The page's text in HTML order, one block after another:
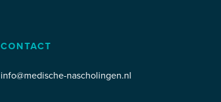
CONTACT
info@medische-nascholingen.nl